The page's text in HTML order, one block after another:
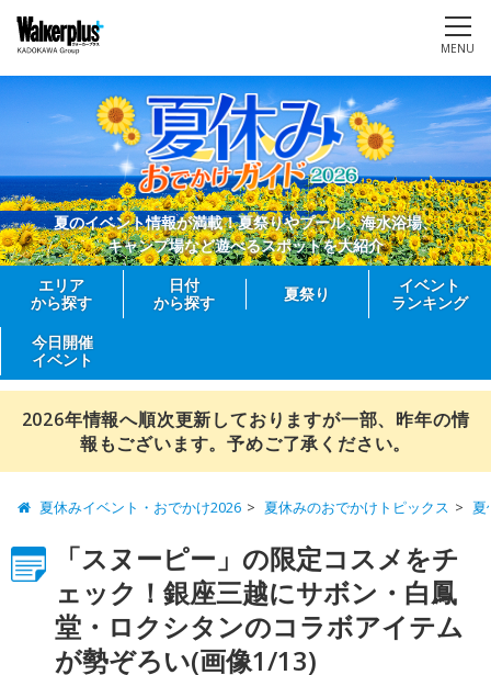
MENU
夏のイベント情報が満載！夏祭りやプール、海水浴場、
キャンプ場など遊べるスポットを大紹介
エリア
から探す
日付
から探す
夏祭り
イベント
ランキング
今日開催
イベント
2026年情報へ順次更新しておりますが一部、昨年の情
報もございます。予めご了承ください。
夏休みイベント・おでかけ2026 夏休みのおでかけトピックス 夏
「スヌーピー」の限定コスメをチ
ェック！銀座三越にサボン・白鳳
堂・ロクシタンのコラボアイテム
が勢ぞろい(画像1/13)